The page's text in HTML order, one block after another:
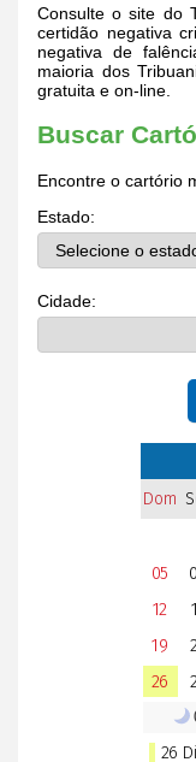
Consulte o site do
certidão negativa
negativa de
maioria dos
gratuita e on-line.
Buscar
Encontre o cartório
Estado:
Cidade: